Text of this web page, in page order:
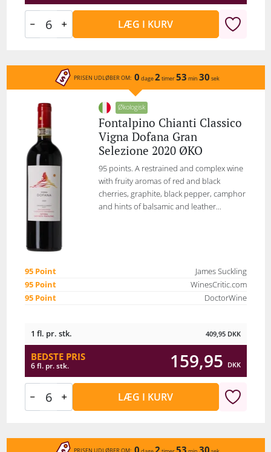
LÆG I KURV
PRISEN UDLØBER OM: 0 dage2 timer53 min 30 sek
Økologisk
Fontalpino Chianti Classico
Vigna Dofana Gran
Selezione 2020 ØKO
95 points. A restrained and complex wine
with fruity aromas of red and black
cherries, graphite, black pepper, camphor
and hints of balsamic and leather...
95 Point
James Suckling
95 Point
WinesCritic.com
95 Point
DoctorWine
1 fl. pr. stk. 409,95 DKK
BEDSTE PRIS
6 fl. pr. stk. 159,95 DKK
LÆG I KURV
PRISEN UDLØBER OM: 0 2 53 30